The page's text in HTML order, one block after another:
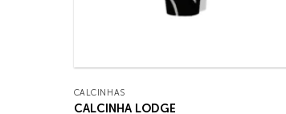
CALCINHAS
CALCINHA LODGE